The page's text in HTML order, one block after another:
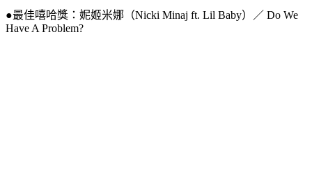
●最佳嘻哈獎：妮姬米娜（Nicki Minaj ft. Lil Baby）／ Do We
Have A Problem?